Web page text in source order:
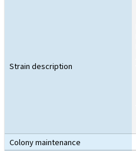
Strain description
Colony maintenance